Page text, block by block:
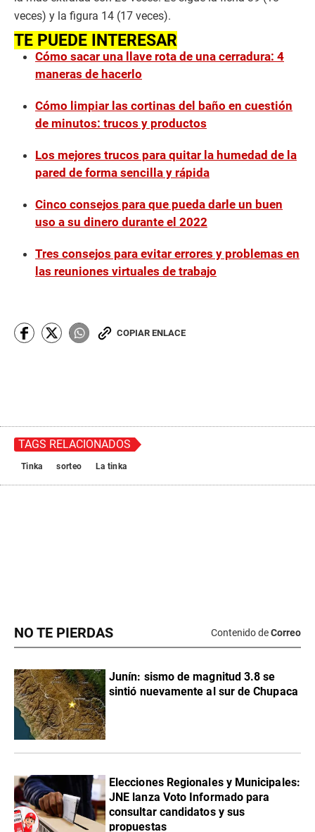
NO TE PIERDAS Contenido deCorreo
Junín: sismo de magnitud 3.8 se
sintió nuevamente al sur de Chupaca
Elecciones Regionales y Municipales:
JNE lanza Voto Informado para
consultar candidatos y sus
propuestas